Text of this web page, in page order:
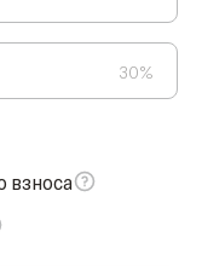
30%
взноса